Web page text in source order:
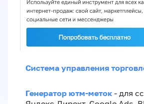
Система управления
Генератор ютм-меток - для